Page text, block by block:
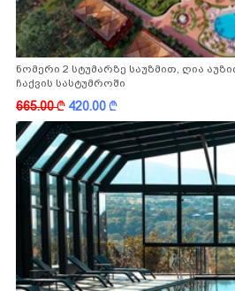
ნომერი 2 სტუმარზე საუზმით, ღია
ჩაქვის სასტუმროში
665.00k 420.00k